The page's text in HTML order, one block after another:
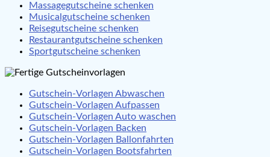
Massagegutscheine schenken
Musicalgutscheine schenken
Reisegutscheine schenken
Restaurantgutscheine schenken
Sportgutscheine schenken
Gutschein-Vorlagen Abwaschen
Gutschein-Vorlagen Aufpassen
Gutschein-Vorlagen Auto waschen
Gutschein-Vorlagen Backen
Gutschein-Vorlagen Ballonfahrten
Gutschein-Vorlagen Bootsfahrten